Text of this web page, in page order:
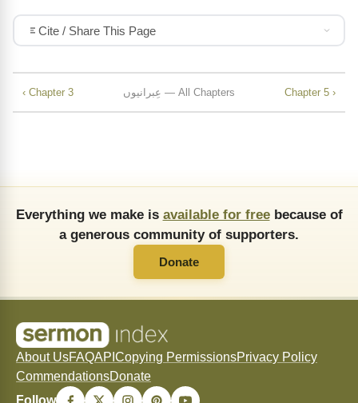
Cite / Share This Page
‹ Chapter 3 عِبرانیوں — All Chapters Chapter 5 ›
Everything we make is available for freebecause of
a generous community of supporters.
Donate
About UsFAQAPI Copying PermissionsPrivacy Policy
CommendationsDonate